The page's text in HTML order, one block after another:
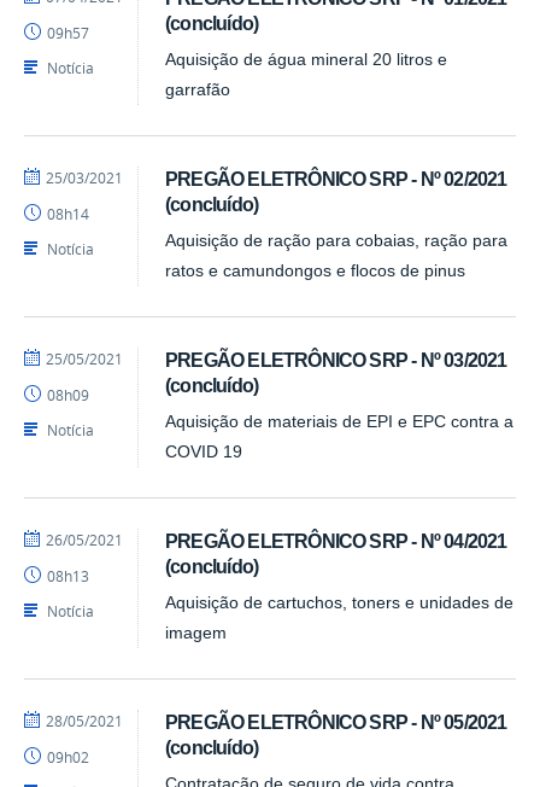
(concluído)
Aquisição de água mineral 20 litros e
garrafão
09h57
Notícia
PREGÃO ELETRÔNICO SRP - Nº 02/2021
(concluído)
Aquisição de ração para cobaias, ração para
ratos e camundongos e flocos de pinus
por
publicado
25/03/2021
08h14
Notícia
PREGÃO ELETRÔNICO SRP - Nº 03/2021
(concluído)
Aquisição de materiais de EPI e EPC contra a
COVID 19
por
publicado
25/05/2021
08h09
Notícia
PREGÃO ELETRÔNICO SRP - Nº 04/2021
(concluído)
Aquisição de cartuchos, toners e unidades de
imagem
por
publicado
26/05/2021
08h13
Notícia
PREGÃO ELETRÔNICO SRP - Nº 05/2021
(concluído)
por
publicado
28/05/2021
09h02